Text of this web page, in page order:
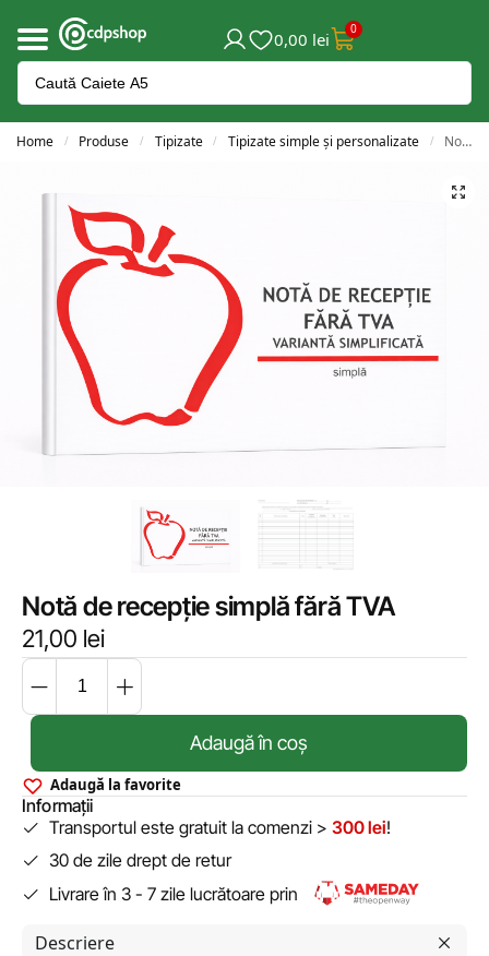
0,00 lei 0
Home / Produse / Tipizate / Tipizate simple și personalizate / Notă de recepție simplă fără TVA
Notă de recepție simplă fără TVA
21,00 lei
Adaugă în coș
Adaugă la favorite
Informații
Transportul este gratuit la comenzi > 300 lei!
30 de zile drept de retur
Livrare în 3 - 7 zile lucrătoare prin
Descriere